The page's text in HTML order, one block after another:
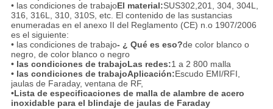
• las condiciones de trabajoEl material:SUS302,201, 304, 304L,
316, 316L, 310, 310S, etc. El contenido de las sustancias
enumeradas en el anexo II del Reglamento (CE) n.o 1907/2006
es el siguiente:
• las condiciones de trabajo- ¿ Qué es eso?de color blanco o
negro, de color blanco o negro
• las condiciones de trabajoLas redes:1 a 2 800 malla
• las condiciones de trabajoAplicación:Escudo EMI/RFI,
jaulas de Faraday, ventana de RF,
•Lista de especificaciones de malla de alambre de acero
inoxidable para el blindaje de jaulas de Faraday